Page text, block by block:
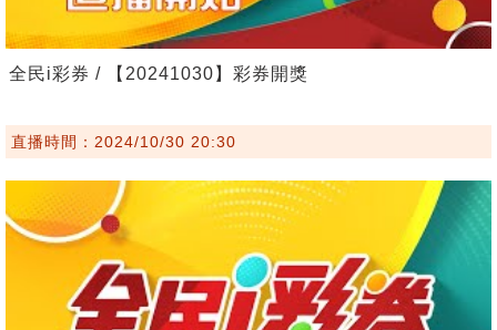
全民i彩券 / 【20241030】彩券開獎
直播時間：2024/10/30 20:30